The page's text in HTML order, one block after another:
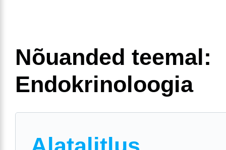
Nõuanded teemal:
Endokrinoloogia